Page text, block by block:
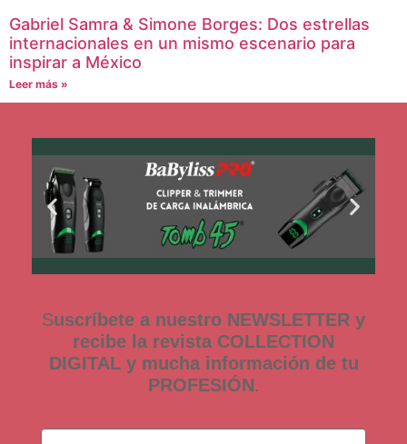
Gabriel Samra & Simone Borges: Dos estrellas
internacionales en un mismo escenario para
inspirar a México
Leer más »
Suscríbete a nuestro NEWSLETTER y
recibe la revista COLLECTION
DIGITAL y mucha información de tu
PROFESIÓN.